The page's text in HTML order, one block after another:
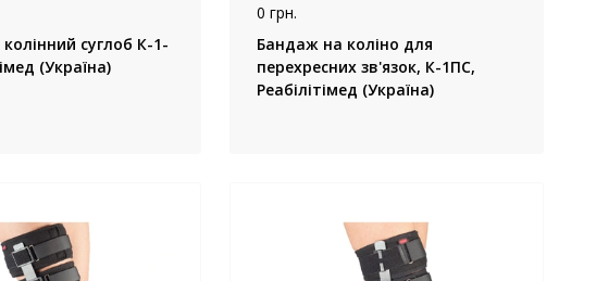
суглоб К-1-
(Україна)
0 грн.
Бандаж на коліно для
перехресних зв'язок, К-1ПС,
Реабілітімед (Україна)